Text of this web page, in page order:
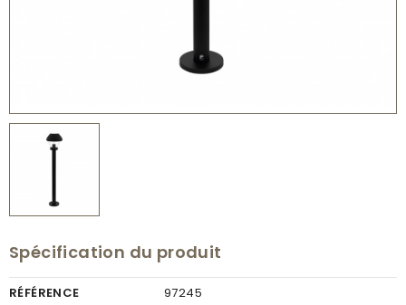
Spécification du produit
RÉFÉRENCE
97245